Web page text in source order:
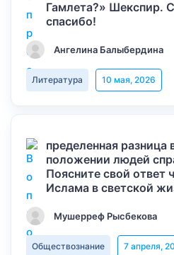
Гамлета?» Шекспир.
спасибо!
Ангелина Балыбердина
Литература 10 мая, 2026
пределенная разница
положении людей
Поясните свой ответ
Ислама в светской
Мушерреф Рысбекова
Обществознание 7 апреля,